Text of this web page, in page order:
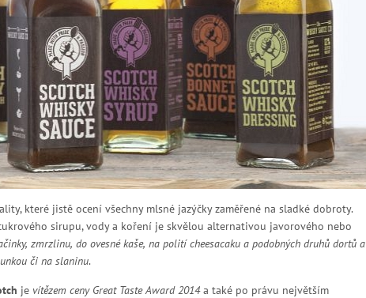
které jistě ocení všechny mlsné jazýčky zaměřené na sladké dobroty.
sirupu, vody a koření je skvělou alternativou javorového nebo
zmrzlinu, do ovesné kaše, na polití cheesacaku a podobných druhů dortů a
či na slaninu.
je vítězem ceny Great Taste Award 2014a také po právu největším